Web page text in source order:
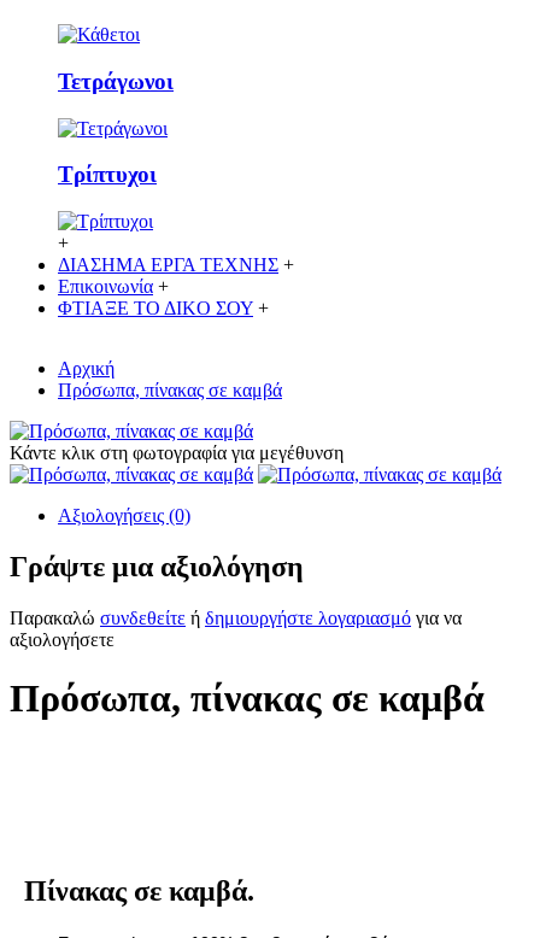
Τετράγωνοι
Τρίπτυχοι
+
ΔΙΑΣΗΜΑ ΕΡΓΑ ΤΕΧΝΗΣ +
Επικοινωνία +
ΦΤΙΑΞΕ ΤΟ ΔΙΚO ΣΟΥ +
Αρχική
Πρόσωπα, πίνακας σε καμβά
Κάντε κλικ στη φωτογραφία για μεγέθυνση
Αξιολογήσεις (0)
Γράψτε μια αξιολόγηση
Παρακαλώ συνδεθείτε ή δημιουργήστε λογαριασμό για να
αξιολογήσετε
Πρόσωπα, πίνακας σε καμβά
Πίνακας σε καμβά.